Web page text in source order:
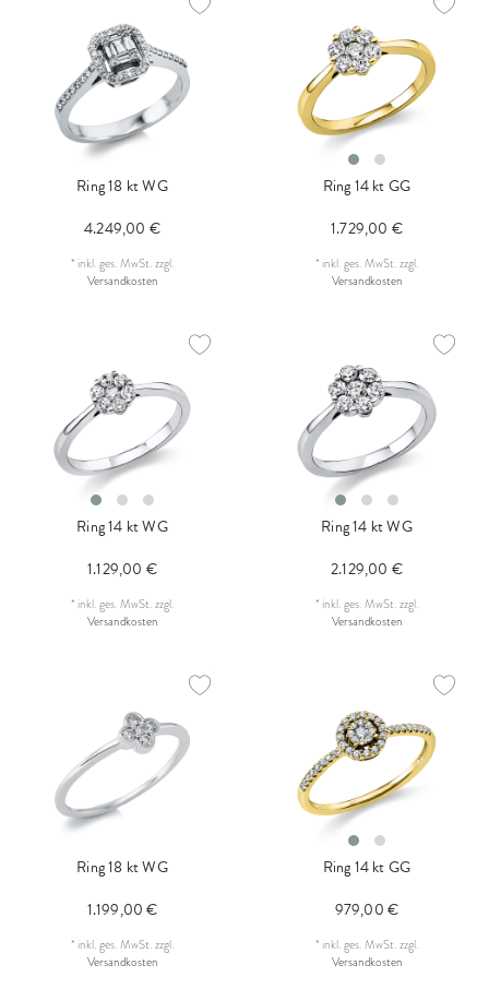
Ring 18 kt WG
4.249,00 €
* inkl. ges. MwSt.zzgl.
Versandkosten
Ring 14 kt GG
1.729,00 €
* inkl. ges. MwSt.zzgl.
Versandkosten
Ring 14 kt WG
1.129,00 €
* inkl. ges. MwSt.zzgl.
Versandkosten
Ring 14 kt WG
2.129,00 €
* inkl. ges. MwSt.zzgl.
Versandkosten
Ring 18 kt WG
1.199,00 €
* inkl. ges. MwSt.zzgl.
Versandkosten
Ring 14 kt GG
979,00 €
* inkl. ges. MwSt.zzgl.
Versandkosten